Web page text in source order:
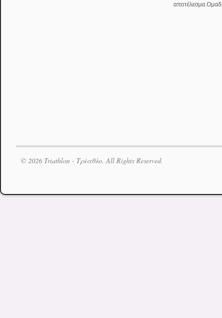
© 2026 Triathlon - Τρίαθλο. All Rights Reserved.